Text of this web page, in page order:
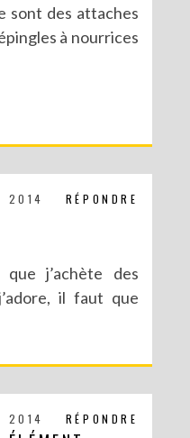
sont des attaches
à nourrices
RÉPONDRE
2014
j’achète des
il faut que
RÉPONDRE
2014